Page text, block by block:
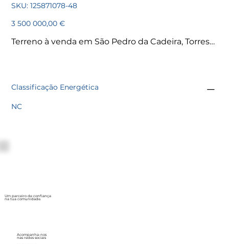
SKU: SKU
125871078-
125871078-48
Preço
3 500 000,00 €
Terreno à venda em São Pedro da Cadeira, Torres
Classificação Energética
NC
Um parceiro de confiança
na tua comunidade.
Acompanha-nos
nas redes sociais